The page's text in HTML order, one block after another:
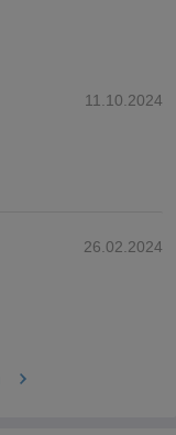
11.10.2024
26.02.2024